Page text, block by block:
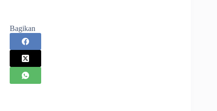
Bagikan